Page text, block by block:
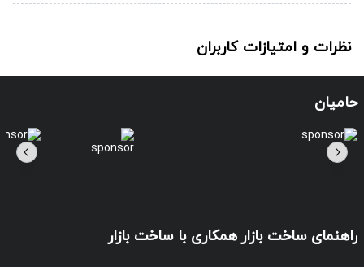
نظرات و امتیازات کاربران
حامیان
راهنمای ساخت بازارهمکاری با ساخت بازار